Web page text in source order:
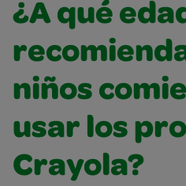
¿A qué
niños
usar los
Crayola?